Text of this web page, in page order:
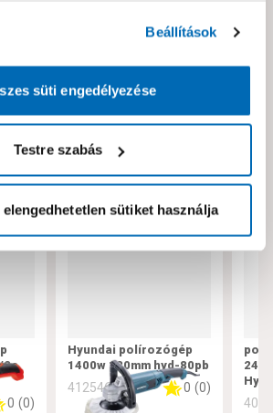
Beállítások
süti engedélyezése
Testre szabás
sütiket használja
2e
0 (0)
Hyundai polírozógép
1400w 180mm hyd-80pb
412546 0 (0)